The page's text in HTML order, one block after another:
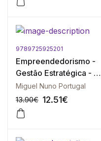
9789725925201
Empreendedorismo -
Gestão Estratégica - 2ª
Edição
Miguel Nuno Portugal
13.90€ 12.51€